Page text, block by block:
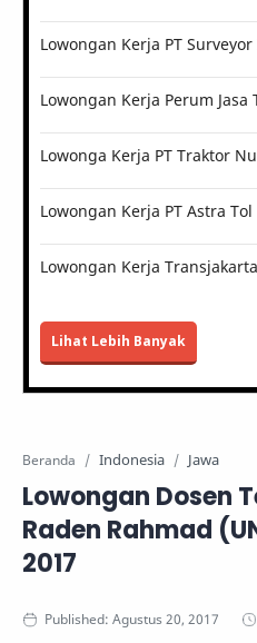
Lowongan Kerja PT
Lowongan Kerja Perum Jasa
Lowonga Kerja PT Traktor
Lowongan Kerja PT Astra
Lowongan Kerja Transjakarta
Lihat Lebih Banyak
Beranda Indonesia Jawa
Lowongan Dosen
Raden Rahmad
2017